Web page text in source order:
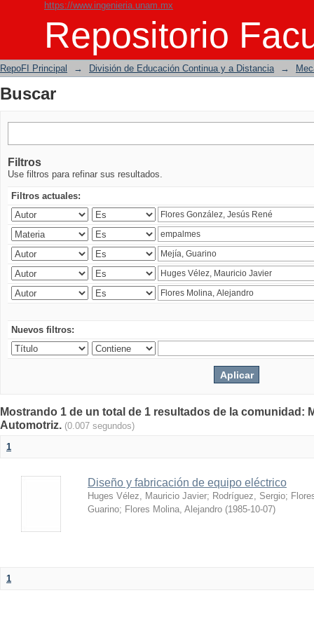
https://www.ingenieria.unam.mx
Repositorio
Buscar
RepoFI Principal → División de Educación Continua y a Distancia →
Buscar
Filtros
Use filtros para refinar sus resultados.
Filtros actuales:
Nuevos filtros:
Mostrando 1 de un total de 1 resultados de la comunidad:
Automotriz. (0.007 segundos)
1
Diseño y fabricación de equipo eléctrico
Huges Vélez, Mauricio Javier; Rodríguez, Sergio;
Guarino; Flores Molina, Alejandro (1985-10-07)
1